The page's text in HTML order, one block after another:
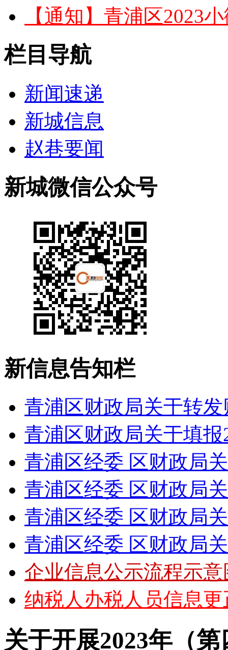
【通知】青浦区2023
栏目导航
新闻速递
新城信息
赵巷要闻
新城微信公众号
新信息告知栏
青浦区财政局关于转
青浦区财政局关于填报
青浦区经委 区财政局
青浦区经委 区财政局
青浦区经委 区财政局
青浦区经委 区财政局
企业信息公示流程示意
纳税人办税人员信息
关于开展2023年（